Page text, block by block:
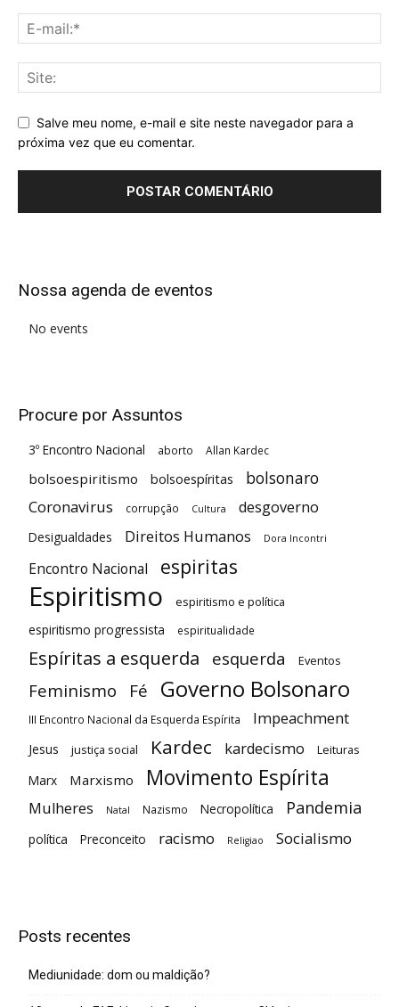
Salve meu nome, e-mail e site neste navegador para a
próxima vez que eu comentar.
Nossa agenda de eventos
No events
Procure por Assuntos
3º Encontro Nacional aborto Allan Kardec
bolsoespiritismo bolsoespíritas bolsonaro
Coronavirus corrupção Cultura desgoverno
Desigualdades Direitos Humanos Dora Incontri
Encontro Nacional espiritas
Espiritismo espiritismo e política
espiritismo progressista espiritualidade
Espíritas a esquerda esquerda Eventos
Feminismo Fé Governo Bolsonaro
III Encontro Nacional da Esquerda Espírita Impeachment
Jesus justiça social Kardec kardecismo Leituras
Marx Marxismo Movimento Espírita
Mulheres Natal Nazismo Necropolítica Pandemia
política Preconceito racismo Religiao Socialismo
Posts recentes
Mediunidade: dom ou maldição?